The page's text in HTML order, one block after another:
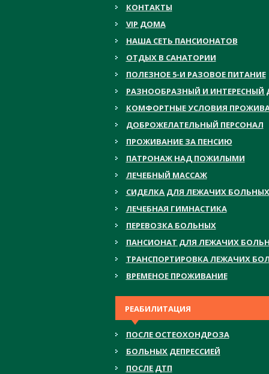
КОНТАКТЫ
VIP ДОМА
НАША СЕТЬ ПАНСИОНАТОВ
ОТДЫХ В САНАТОРИИ
ПОЛЕЗНОЕ 5-И РАЗОВОЕ ПИТАНИЕ
РАЗНООБРАЗНЫЙ И ИНТЕРЕСНЫЙ
КОМФОРТНЫЕ УСЛОВИЯ
ДОБРОЖЕЛАТЕЛЬНЫЙ ПЕРСОНАЛ
ПРОЖИВАНИЕ ЗА ПЕНСИЮ
ПАТРОНАЖ НАД ПОЖИЛЫМИ
ЛЕЧЕБНЫЙ МАССАЖ
СИДЕЛКА ДЛЯ ЛЕЖАЧИХ БОЛЬНЫХ
ЛЕЧЕБНАЯ ГИМНАСТИКА
ПЕРЕВОЗКА БОЛЬНЫХ
ПАНСИОНАТ ДЛЯ ЛЕЖАЧИХ
ТРАНСПОРТИРОВКА ЛЕЖАЧИХ
ВРЕМЕНОЕ ПРОЖИВАНИЕ
РЕАБИЛИТАЦИЯ
ПОСЛЕ ОСТЕОХОНДРОЗА
БОЛЬНЫХ ДЕПРЕССИЕЙ
ПОСЛЕ ДТП